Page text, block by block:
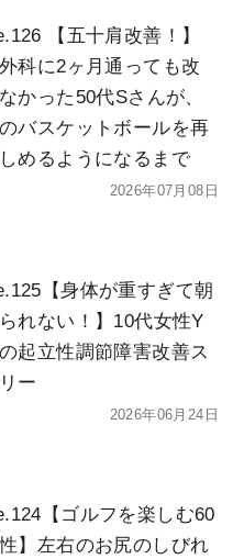
【五十肩改善！】
科に2ヶ月通っても改
かった50代Sさんが、
バスケットボールを再
めるようになるまで
2026年07月08日
【身体が重すぎて朝
れない！】10代女性Y
起立性調節障害改善ス
ー
2026年06月24日
【ゴルフを楽しむ60
】左右のお尻のしびれ